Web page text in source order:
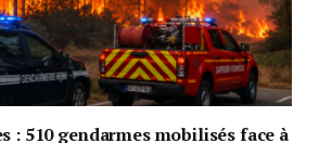
: 510 gendarmes mobilisés face à